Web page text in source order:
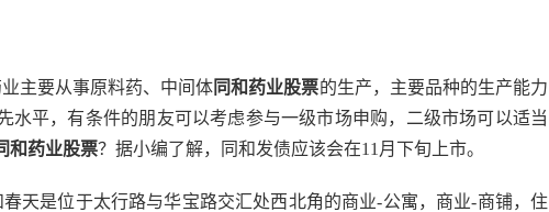
主要从事原料药、中间体同和药业股票的生产，主要品种的生产能力
水平，有条件的朋友可以考虑参与一级市场申购，二级市场可以适当
和药业股票？据小编了解，同和发债应该会在11月下旬上市。
天是位于太行路与华宝路交汇处西北角的商业-公寓，商业-商铺，住